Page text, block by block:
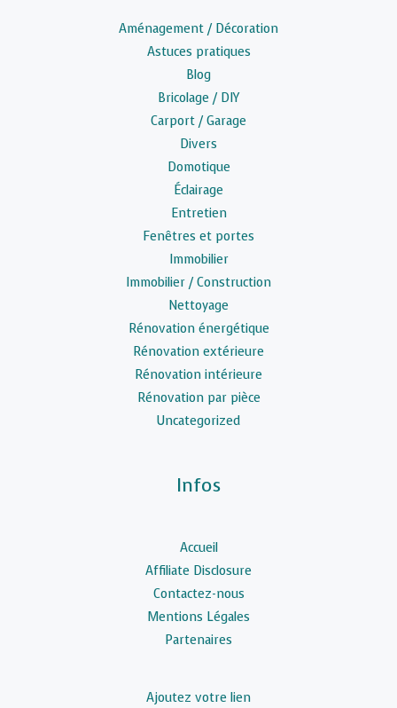
Aménagement / Décoration
Astuces pratiques
Blog
Bricolage / DIY
Carport / Garage
Divers
Domotique
Éclairage
Entretien
Fenêtres et portes
Immobilier
Immobilier / Construction
Nettoyage
Rénovation énergétique
Rénovation extérieure
Rénovation intérieure
Rénovation par pièce
Uncategorized
Infos
Accueil
Affiliate Disclosure
Contactez-nous
Mentions Légales
Partenaires
Ajoutez votre lien